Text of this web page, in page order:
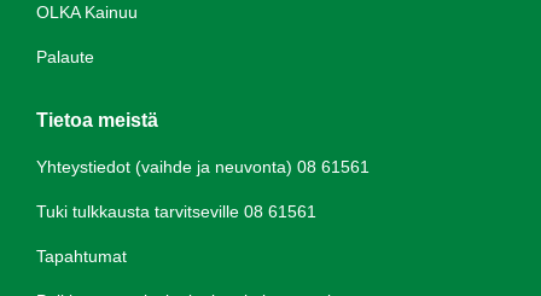
OLKA Kainuu
Palaute
Tietoa meistä
Yhteystiedot (vaihde ja neuvonta) 08 61561
Tuki tulkkausta tarvitseville 08 61561
Tapahtumat